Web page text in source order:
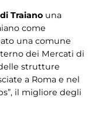
Traiano una
come
una comune
dei Mercati di
strutture
a Roma e nel
il migliore degli